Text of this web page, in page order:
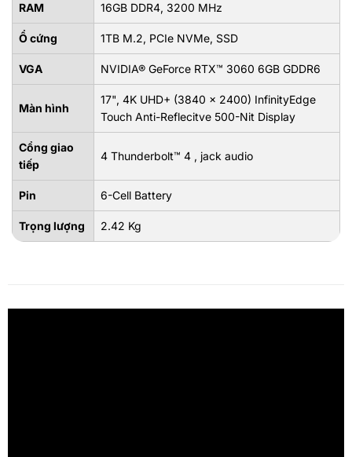
RAM 16GB DDR4, 3200 MHz
Ổ cứng 1TB M.2, PCIe NVMe, SSD
VGA NVIDIA® GeForce RTX™ 3060 6GB GDDR6
Màn hình
17", 4K UHD+ (3840 x 2400) InfinityEdge
Touch Anti-Reflecitve 500-Nit Display
Cổng giao
tiếp
4 Thunderbolt™ 4 , jack audio
Pin 6-Cell Battery
Trọng lượng 2.42 Kg